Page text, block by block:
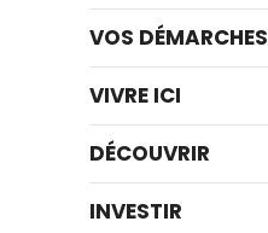
VOS DÉMARCHES
VIVRE ICI
DÉCOUVRIR
INVESTIR